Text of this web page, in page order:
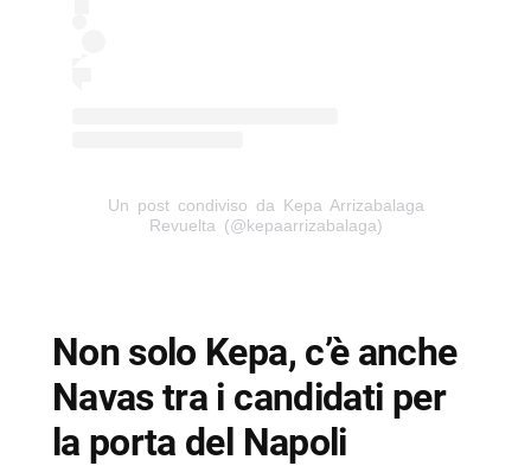
Un post condiviso da Kepa Arrizabalaga
Revuelta (@kepaarrizabalaga)
Non solo Kepa, c’è anche
Navas tra i candidati per
la porta del Napoli